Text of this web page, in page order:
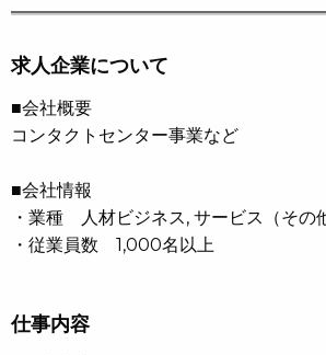
求人企業について
■会社概要
コンタクトセンター事業など
■会社情報
・業種 人材ビジネス, サービス（その
・従業員数 1,000名以上
仕事内容